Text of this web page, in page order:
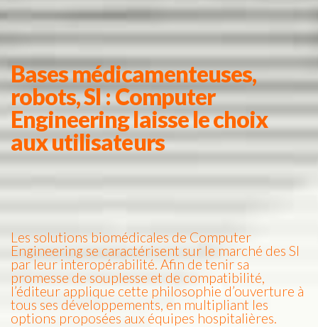
Bases médicamenteuses,
robots, SI : Computer
Engineering laisse le choix
aux utilisateurs
Les solutions biomédicales de Computer
Engineering se caractérisent sur le marché des SI
par leur interopérabilité. Afin de tenir sa
promesse de souplesse et de compatibilité,
l’éditeur applique cette philosophie d’ouverture à
tous ses développements, en multipliant les
options proposées aux équipes hospitalières.